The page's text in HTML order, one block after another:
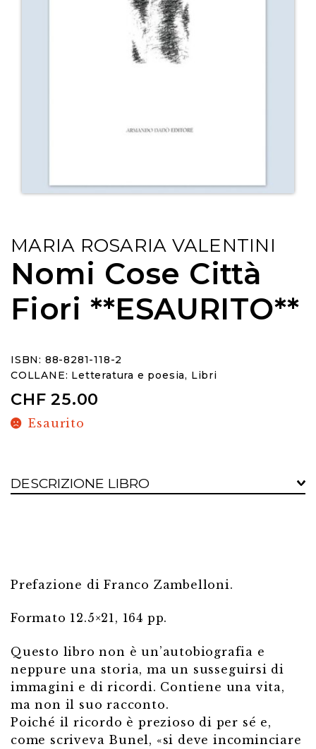
MARIA ROSARIA VALENTINI
Nomi Cose Città
Fiori **ESAURITO**
ISBN: 88-8281-118-2
COLLANE: Letteratura e poesia, Libri
CHF 25.00
Esaurito
DESCRIZIONE LIBRO
Prefazione di Franco Zambelloni.
Formato 12.5×21, 164 pp.
Questo libro non è un’autobiografia e
neppure una storia, ma un susseguirsi di
immagini e di ricordi. Contiene una vita,
ma non il suo racconto.
Poiché il ricordo è prezioso di per sé e,
come scriveva Bunel, «si deve incominciare